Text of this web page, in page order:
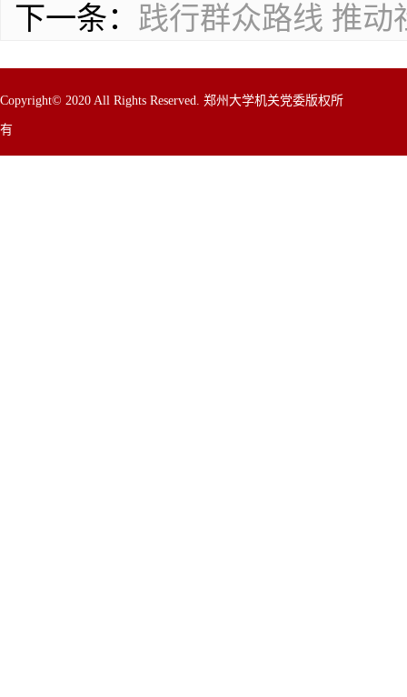
下一条： 践行群众路线 推动
Copyright© 2020 All Rights Reserved. 郑州大学机关党委版权所
有